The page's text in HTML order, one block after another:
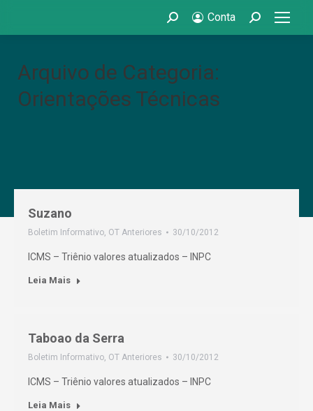
Search: Conta Search:
Arquivo de Categoria:
Orientações Técnicas
Suzano
Boletim Informativo, OT Anteriores 30/10/2012
ICMS – Triênio valores atualizados – INPC
Leia Mais
Taboao da Serra
Boletim Informativo, OT Anteriores 30/10/2012
ICMS – Triênio valores atualizados – INPC
Leia Mais